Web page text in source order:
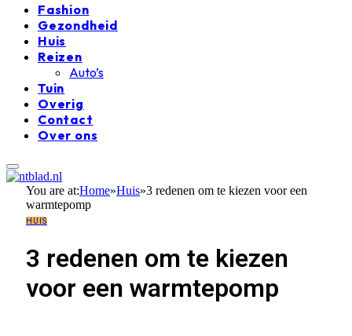
Fashion
Gezondheid
Huis
Reizen
Auto’s
Tuin
Overig
Contact
Over ons
You are at:Home»Huis»3 redenen om te kiezen voor een
warmtepomp
HUIS
3 redenen om te kiezen
voor een warmtepomp